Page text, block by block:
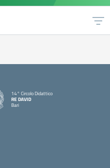
14° Circolo Didattico
RE DAVID
Bari